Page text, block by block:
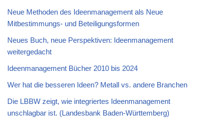
Neue Methoden des Ideenmanagement als Neue
Mitbestimmungs- und Beteiligungsformen
Neues Buch, neue Perspektiven: Ideenmanagement
weitergedacht
Ideenmanagement Bücher 2010 bis 2024
Wer hat die besseren Ideen? Metall vs. andere Branchen
Die LBBW zeigt, wie integriertes Ideenmanagement
unschlagbar ist. (Landesbank Baden-Württemberg)